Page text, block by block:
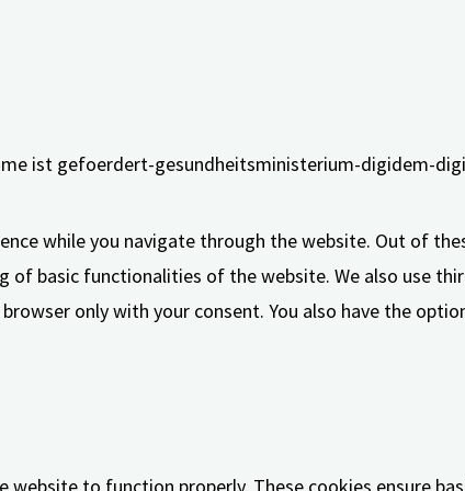
while you navigate through the website. Out of
basic functionalities of the website. We also use
only with your consent. You also have the
website to function properly. These cookies ensure